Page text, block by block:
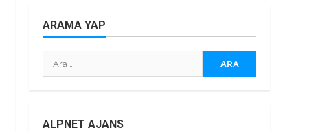
ARAMA YAP
Arama:
ALPNET AJANS